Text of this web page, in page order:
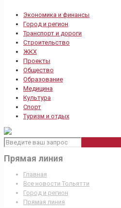
Экономика и финансы
Город и регион
Транспорт и дороги
Строительство
ЖКХ
Проекты
Общество
Образование
Медицина
Культура
Спорт
Туризм и отдых
Прямая линия
Главная
Все новости Тольятти
Город и регион
Прямая линия